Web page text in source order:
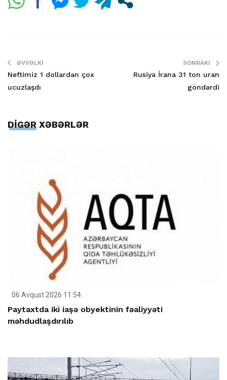
ƏVVƏLKI
Neftimiz 1 dollardan çox
ucuzlaşdı
SONRAKI
Rusiya İrana 31 ton uran
göndərdi
DİGƏR XƏBƏRLƏR
06 Avqust 2026 11:54
Paytaxtda iki iaşə obyektinin fəaliyyəti
məhdudlaşdırılıb